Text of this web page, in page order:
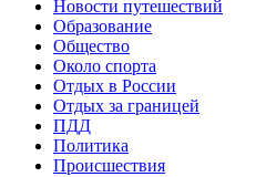
Новости путешествий
Образование
Общество
Около спорта
Отдых в России
Отдых за границей
ПДД
Политика
Происшествия